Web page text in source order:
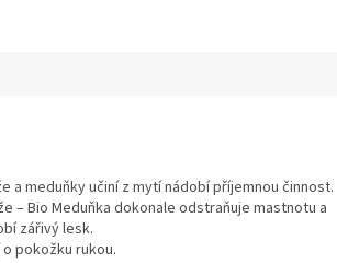
a meduňky učiní z mytí nádobí příjemnou činnost.
– Bio Meduňka dokonale odstraňuje mastnotu a
zářivý lesk.
pokožku rukou.